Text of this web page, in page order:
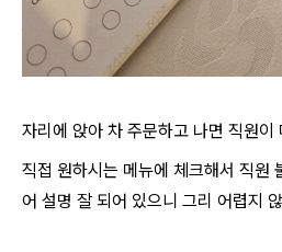
자리에 앉아 차 주문하고 나면 직원이
직접 원하시는 메뉴에 체크해서 직원
어 설명 잘 되어 있으니 그리 어렵지